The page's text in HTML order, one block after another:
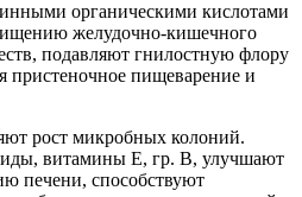
органическими кислотами
желудочно-кишечного
подавляют гнилостную флору
пристеночное пищеварение и
рост микробных колоний.
витамины Е, гр. В, улучшают
печени, способствуют